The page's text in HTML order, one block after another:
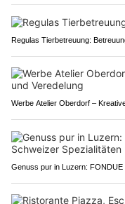
Regulas Tierbetreuung:
Werbe Atelier Oberdorf –
Genuss pur in Luzern: